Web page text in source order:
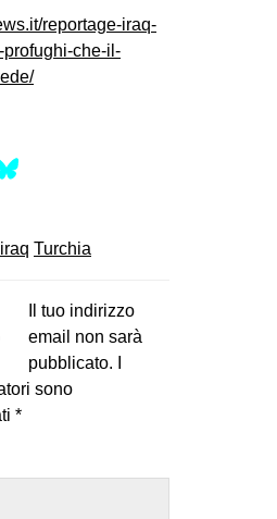
reportage-iraq-
che-il-
Turchia
Il tuo indirizzo
email non sarà
pubblicato.
sono
*